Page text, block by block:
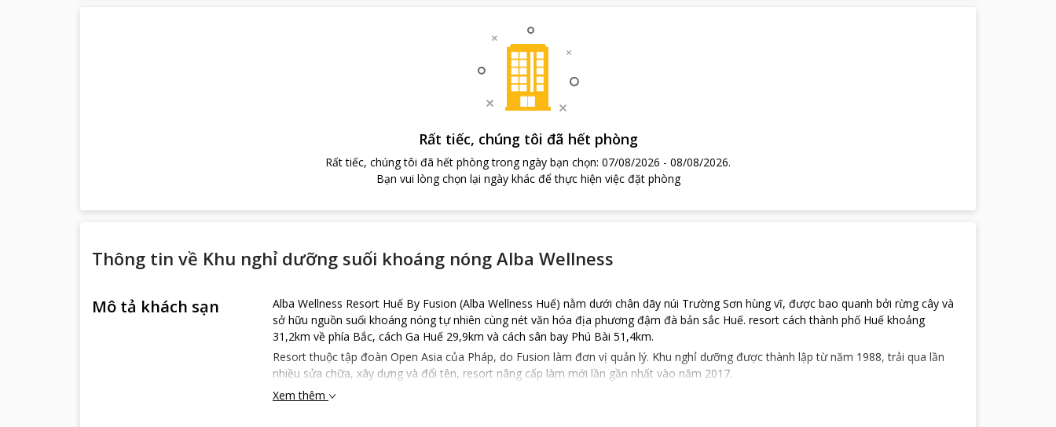
Rất tiếc, chúng tôi đã hết phòng
Rất tiếc, chúng tôi đã hết phòng trong ngày bạn chọn: 07/08/2026 - 08/08/2026.
Bạn vui lòng chọn lại ngày khác để thực hiện việc đặt phòng
Thông tin về Khu nghỉ dưỡng suối khoáng nóng Alba Wellness
Mô tả khách sạn
Alba Wellness Resort Huế By Fusion (Alba Wellness Huế) nằm dưới chân dãy núi Trường Sơn hùng vĩ, được bao quanh bởi rừng cây và
sở hữu nguồn suối khoáng nóng tự nhiên cùng nét văn hóa địa phương đậm đà bản sắc Huế. resort cách thành phố Huế khoảng
31,2km về phía Bắc, cách Ga Huế 29,9km và cách sân bay Phú Bài 51,4km.
Resort thuộc tập đoàn Open Asia của Pháp, do Fusion làm đơn vị quản lý. Khu nghỉ dưỡng được thành lập từ năm 1988, trải qua lần
nhiều sửa chữa, xây dựng và đổi tên, resort nâng cấp làm mới lần gần nhất vào năm 2017.
Xem thêm